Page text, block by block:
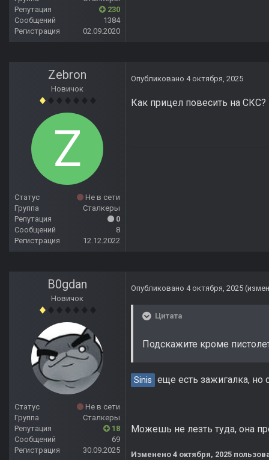
Репутация
230
Сообщений
1384
Регистрация
02.09.2020
Zebron
Новичок
Статус
Не в сети
Группа
Сталкеры
Репутация
0
Сообщений
8
Регистрация
12.12.2022
Опубликовано 4 октября, 2025
Как прицел повесить на СКС?
B0gdan
Новичок
Статус
Не в сети
Группа
Сталкеры
Репутация
18
Сообщений
69
Регистрация
30.09.2025
Опубликовано 4 октября, 2025
Цитата
Подскажите кроме
Sinis еще есть зажигалка, но
Можешь не лезть туда, она
Изменено 4 октября, 2025